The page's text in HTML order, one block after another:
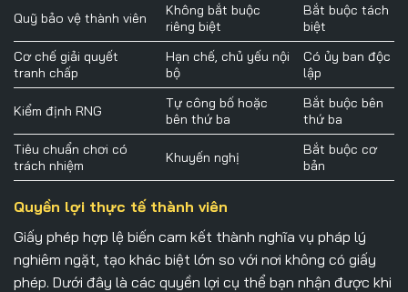
Quỹ bảo vệ thành viên
Không bắt buộc
riêng biệt
Bắt buộc tách
biệt
Cơ chế giải quyết
tranh chấp
Hạn chế, chủ yếu nội
bộ
Có ủy ban độc
lập
Kiểm định RNG
Tự công bố hoặc
bên thứ ba
Bắt buộc bên
thứ ba
Tiêu chuẩn chơi có
trách nhiệm
Khuyến nghị
Bắt buộc cơ
bản
Quyền lợi thực tế thành viên
Giấy phép hợp lệ biến cam kết thành nghĩa vụ pháp lý
nghiêm ngặt, tạo khác biệt lớn so với nơi không có giấy
phép. Dưới đây là các quyền lợi cụ thể bạn nhận được khi